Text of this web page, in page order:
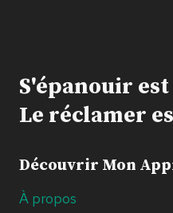
RACINES
L’AMOUR
S'épanouir
Le réclamer
Découvrir Mon
À propos